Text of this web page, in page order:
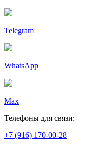
Telegram
WhatsApp
Max
Телефоны для связи:
+7 (916) 170-00-28